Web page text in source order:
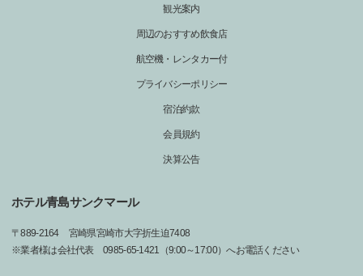
観光案内
周辺のおすすめ飲食店
航空機・レンタカー付
プライバシーポリシー
宿泊約款
会員規約
決算公告
ホテル青島サンクマール
〒889-2164
宮崎県宮崎市大字折生迫7408
※業者様は会社代表 0985-65-1421（9:00～17:00）へお電話ください